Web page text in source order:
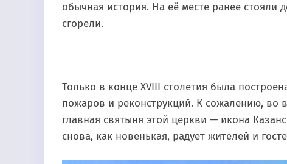
обычная история. На её месте ранее
сгорели.
Только в конце XVIII столетия была
пожаров и реконструкций. К сожалению, во
главная святыня этой церкви — икона
снова, как новенькая, радует жителей и